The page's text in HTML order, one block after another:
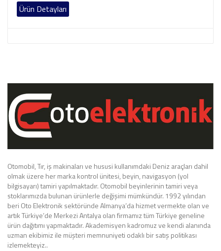
Ürün Detayları
Otomobil, Tır, iş makinaları ve hususi kullanımdaki Deniz araçları dahil
olmak üzere her marka kontrol ünitesi, beyin, navigasyon (yol
bilgisayarı) tamiri yapılmaktadır. Otomobil beyinlerinin tamiri veya
stoklarımızda bulunan ürünlerle değişimi mümkündür. 1992 yılından
beri Oto Elektronik sektöründe Almanya’da hizmet vermekte olan ve
artık Türkiye’de Merkezi Antalya olan firmamız tüm Türkiye geneline
ürün dağıtımı yapmaktadır. Akademisyen kadromuz ve kendi alanında
uzman ekibimiz ile müşteri memnuniyeti odaklı bir satış politikası
izlemekteyiz..